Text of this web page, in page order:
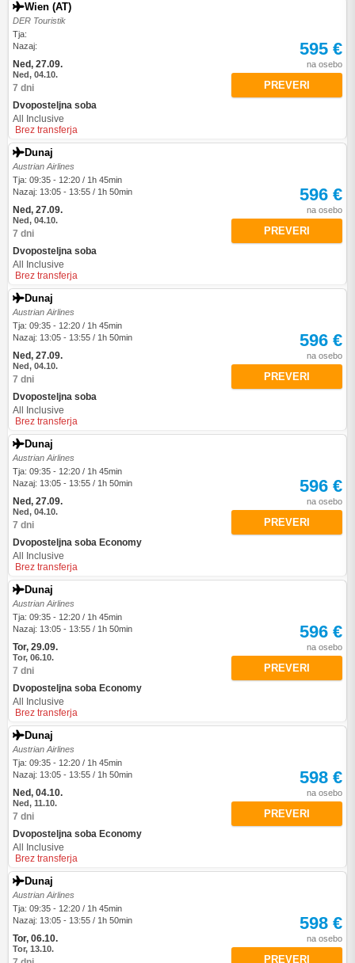
Wien (AT)
DER Touristik
Tja:
Nazaj:
Ned, 27.09.
Ned, 04.10.
7 dni
Dvoposteljna soba
All Inclusive
Brez transferja
595 €
na osebo
PREVERI
Dunaj
Austrian Airlines
Tja: 09:35 - 12:20 / 1h 45min
Nazaj: 13:05 - 13:55 / 1h 50min
Ned, 27.09.
Ned, 04.10.
7 dni
Dvoposteljna soba
All Inclusive
Brez transferja
596 €
na osebo
PREVERI
Dunaj
Austrian Airlines
Tja: 09:35 - 12:20 / 1h 45min
Nazaj: 13:05 - 13:55 / 1h 50min
Ned, 27.09.
Ned, 04.10.
7 dni
Dvoposteljna soba
All Inclusive
Brez transferja
596 €
na osebo
PREVERI
Dunaj
Austrian Airlines
Tja: 09:35 - 12:20 / 1h 45min
Nazaj: 13:05 - 13:55 / 1h 50min
Ned, 27.09.
Ned, 04.10.
7 dni
Dvoposteljna soba Economy
All Inclusive
Brez transferja
596 €
na osebo
PREVERI
Dunaj
Austrian Airlines
Tja: 09:35 - 12:20 / 1h 45min
Nazaj: 13:05 - 13:55 / 1h 50min
Tor, 29.09.
Tor, 06.10.
7 dni
Dvoposteljna soba Economy
All Inclusive
Brez transferja
596 €
na osebo
PREVERI
Dunaj
Austrian Airlines
Tja: 09:35 - 12:20 / 1h 45min
Nazaj: 13:05 - 13:55 / 1h 50min
Ned, 04.10.
Ned, 11.10.
7 dni
Dvoposteljna soba Economy
All Inclusive
Brez transferja
598 €
na osebo
PREVERI
Dunaj
Austrian Airlines
Tja: 09:35 - 12:20 / 1h 45min
Nazaj: 13:05 - 13:55 / 1h 50min
Tor, 06.10.
Tor, 13.10.
598 €
na osebo
PREVERI